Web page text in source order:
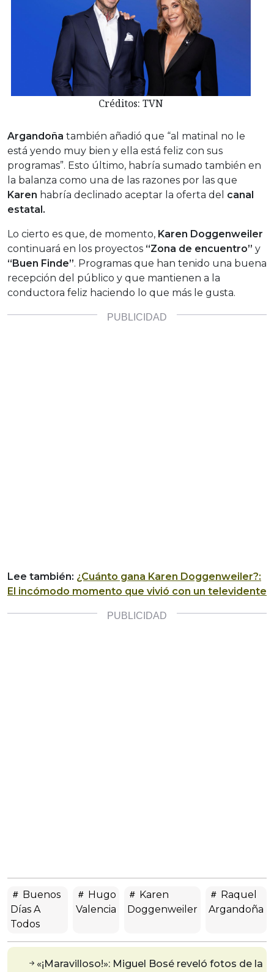
Créditos: TVN
Argandoña también añadió que “al matinal no le
está yendo muy bien y ella está feliz con sus
programas”. Esto último, habría sumado también en
la balanza como una de las razones por las que
Karen habría declinado aceptar la oferta del canal
estatal.
Lo cierto es que, de momento, Karen Doggenweiler
continuará en los proyectos “Zona de encuentro” y
“Buen Finde”. Programas que han tenido una buena
recepción del público y que mantienen a la
conductora feliz haciendo lo que más le gusta.
Lee también: ¿Cuánto gana Karen Doggenweiler?:
El incómodo momento que vivió con un televidente
Buenos
Días A
Todos
Hugo
Valencia
Karen
Doggenweiler
Raquel
Argandoña
«¡Maravilloso!»: Miguel Bosé reveló fotos de la